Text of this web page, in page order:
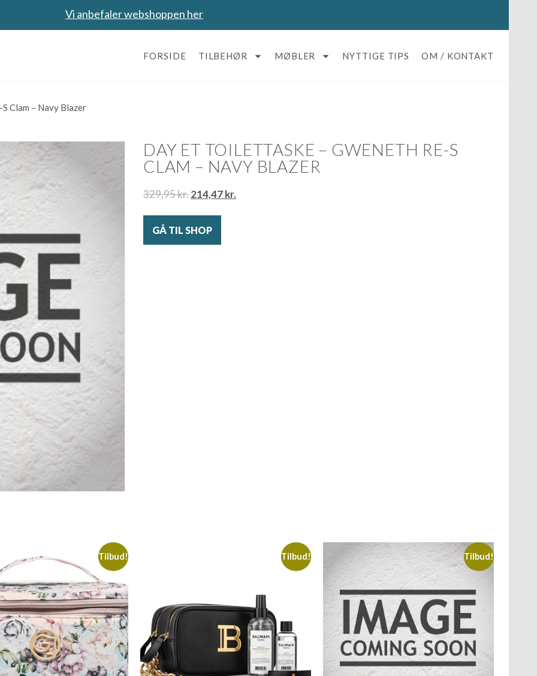
Vi anbefaler webshoppen her
FORSIDE TILBEHØR MØBLER NYTTIGE TIPS OM / KONTAKT
Clam – Navy Blazer
DAY ET TOILETTASKE – GWENETH RE-S
CLAM – NAVY BLAZER
329,95kr.214,47kr.
GÅ TIL SHOP
Tilbud! Tilbud! Tilbud!